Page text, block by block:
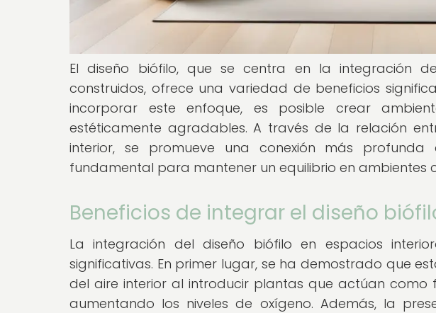
El diseño biófilo, que se centra en la integración
construidos, ofrece una variedad de beneficios
incorporar este enfoque, es posible crear
estéticamente agradables. A través de la relación
interior, se promueve una conexión más
fundamental para mantener un equilibrio en ambientes
Beneficios de integrar el diseño
La integración del diseño biófilo en espacios
significativas. En primer lugar, se ha demostrado que
del aire interior al introducir plantas que actúan como
aumentando los niveles de oxígeno. Además, la